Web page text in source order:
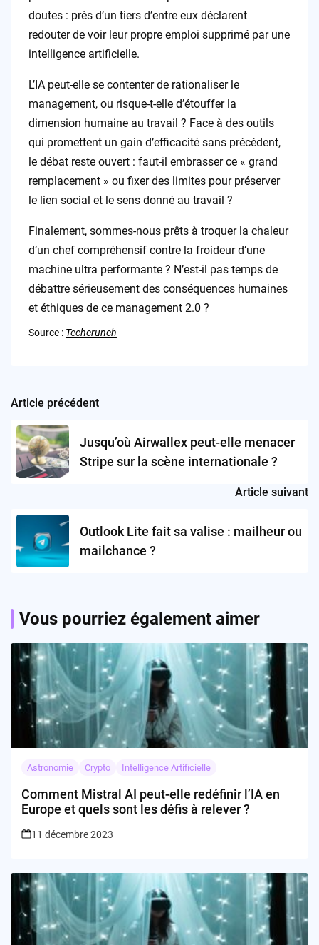
doutes : près d’un tiers d’entre eux déclarent
redouter de voir leur propre emploi supprimé par une
intelligence artificielle.
L’IA peut-elle se contenter de rationaliser le
management, ou risque-t-elle d’étouffer la
dimension humaine au travail ? Face à des outils
qui promettent un gain d’efficacité sans précédent,
le débat reste ouvert : faut-il embrasser ce « grand
remplacement » ou fixer des limites pour préserver
le lien social et le sens donné au travail ?
Finalement, sommes-nous prêts à troquer la chaleur
d’un chef compréhensif contre la froideur d’une
machine ultra performante ? N’est-il pas temps de
débattre sérieusement des conséquences humaines
et éthiques de ce management 2.0 ?
Source : Techcrunch
Post
navigation
Article précédent
Jusqu’où Airwallex peut-elle menacer
Stripe sur la scène internationale ?
Article suivant
Outlook Lite fait sa valise : mailheur ou
mailchance ?
Vous pourriez également aimer
Astronomie Crypto Intelligence Artificielle
Comment Mistral AI peut-elle redéfinir l’IA en
Europe et quels sont les défis à relever ?
11 décembre 2023